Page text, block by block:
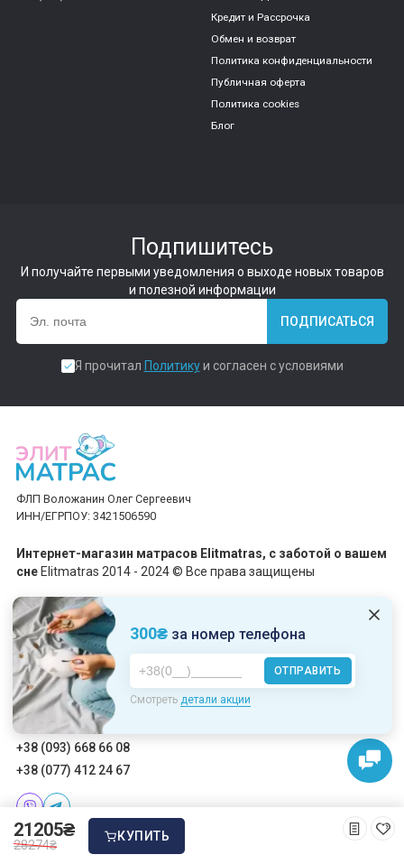
21205₴
28274₴
КУПИТЬ
300₴за номер телефона
ОТПРАВИТЬ
Смотреть детали акции
Кредит и Рассрочка
Обмен и возврат
Политика конфиденциальности
Публичная оферта
Политика cookies
Блог
Подпишитесь
И получайте первыми уведомления о выходе новых товаров
и полезной информации
ПОДПИСАТЬСЯ
Я прочитал Политикуи согласен с условиями
ФЛП Воложанин Олег Сергеевич
ИНН/ЕГРПОУ: 3421506590
Интернет-магазин матрасов Elitmatras, c заботой о вашем
снеElitmatras 2014 - 2024 © Все права защищены
Принимаем платежи
Пн-Пт: 10:00 - 19:00
Сб-Вс: 10:00 - 17:00
+38 (093) 668 66 08
+38 (077) 412 24 67